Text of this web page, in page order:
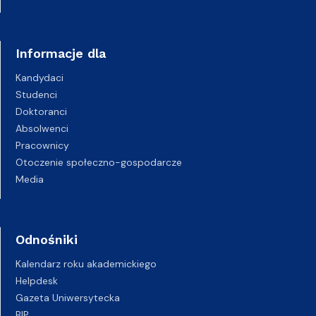
Informacje dla
Kandydaci
Studenci
Doktoranci
Absolwenci
Pracownicy
Otoczenie społeczno-gospodarcze
Media
Odnośniki
Kalendarz roku akademickiego
Helpdesk
Gazeta Uniwersytecka